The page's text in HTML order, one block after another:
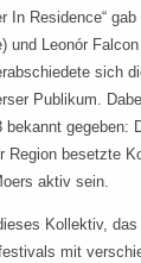
In Residence“
und Leonór
sich
Publikum.
bekannt
Region besetzte
aktiv sein.
Kollektiv,
mit